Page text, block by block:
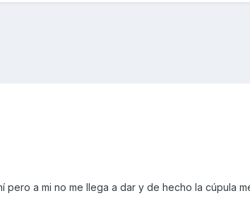
pero a mi no me llega a dar y de hecho la cúpula